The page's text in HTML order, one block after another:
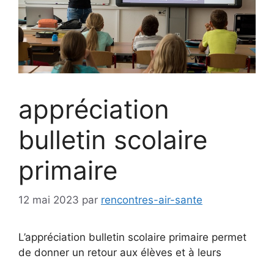
appréciation
bulletin scolaire
primaire
12 mai 2023 par rencontres-air-sante
L’appréciation bulletin scolaire primaire permet
de donner un retour aux élèves et à leurs